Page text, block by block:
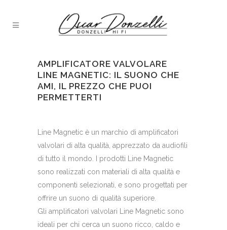
AMPLIFICATORE VALVOLARE
LINE MAGNETIC: IL SUONO CHE
AMI, IL PREZZO CHE PUOI
PERMETTERTI
Line Magnetic è un marchio di amplificatori
valvolari di alta qualità, apprezzato da audiofili
di tutto il mondo. I prodotti Line Magnetic
sono realizzati con materiali di alta qualità e
componenti selezionati, e sono progettati per
offrire un suono di qualità superiore.
Gli amplificatori valvolari Line Magnetic sono
ideali per chi cerca un suono ricco, caldo e